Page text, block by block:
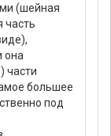
(шейная
часть
она
части
большее
под